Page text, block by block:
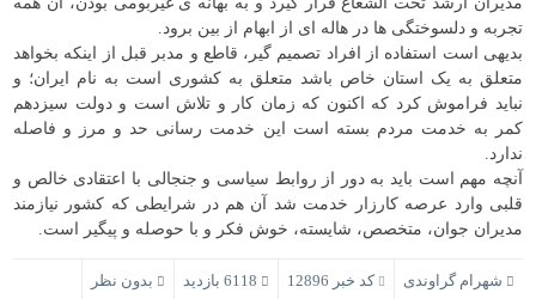
تجربه و دلسوختگی ها در هاله ای از ابهام از بین برود.
بدیهی است استفاده از افراد تصمیم گیر، قاطع و مدبر قبل از اینکه بخواهد
متعلق به یک استان خاص باشد متعلق به کشوری است به نام ایران؛ و
نباید فراموش کرد که اکنون که زمان کار و تلاش است و دولت سیزدهم
کمر به خدمت مردم بسته است این خدمت رسانی حد و مرز و فاصله
ندارد.
آنچه مهم است باید به دور از روابط سیاسی و جنجالی با اعتقادی خالص و
قلبی وارد عرصه کارزار خدمت شد آن هم در شرایطی که کشور نیازمند
مدیران جوان، متخصص، شایسته، خوش فکر و با حوصله و پیگیر است.
شهرام گراوندی کد خبر 12896 بدون نظر